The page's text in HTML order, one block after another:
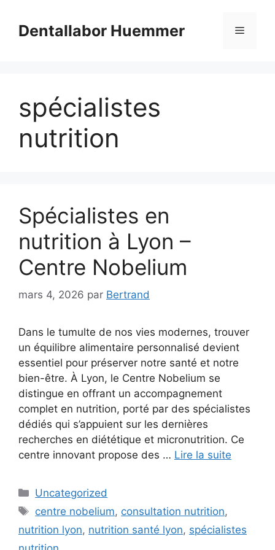
contenuDentallabor Huemmer Menu
spécialistes
nutrition
Spécialistes en
nutrition à Lyon –
Centre Nobelium
mars 4, 2026 par Bertrand
Dans le tumulte de nos vies modernes, trouver
un équilibre alimentaire personnalisé devient
essentiel pour préserver notre santé et notre
bien-être. À Lyon, le Centre Nobelium se
distingue en offrant un accompagnement
complet en nutrition, porté par des spécialistes
dédiés qui s’appuient sur les dernières
recherches en diététique et micronutrition. Ce
centre innovant propose des … Lire la suite
Catégories
Uncategorized
Étiquettes
centre nobelium, consultation nutrition,
nutrition lyon, nutrition santé lyon, spécialistes